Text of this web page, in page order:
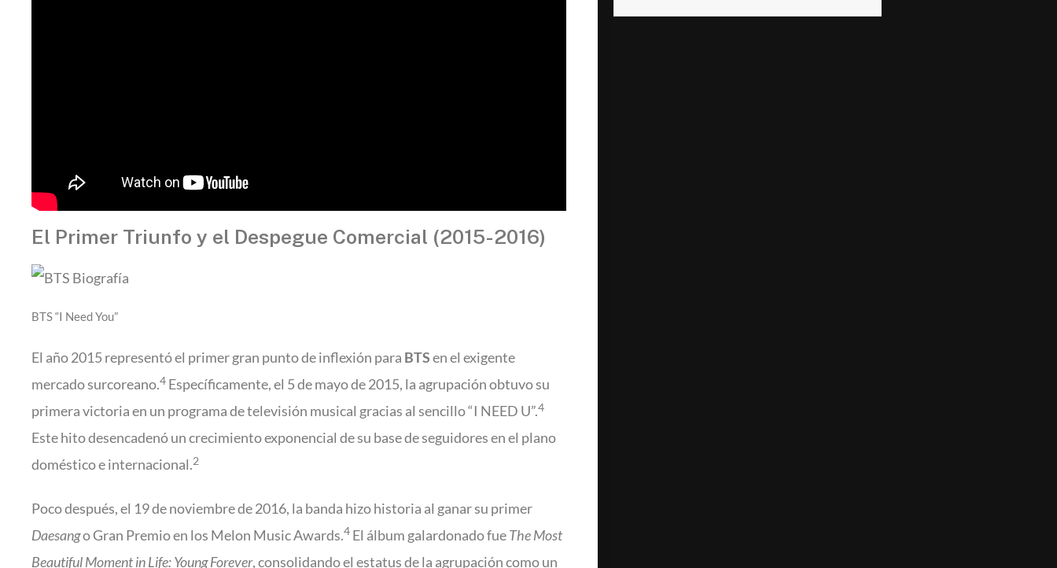
El Primer Triunfo y el Despegue Comercial (2015-2016)
BTS “I Need You”
El año 2015 representó el primer gran punto de inflexión para BTSen el exigente
mercado surcoreano.4 Específicamente, el 5 de mayo de 2015, la agrupación obtuvo su
primera victoria en un programa de televisión musical gracias al sencillo “I NEED U”.4
Este hito desencadenó un crecimiento exponencial de su base de seguidores en el plano
doméstico e internacional.2
Poco después, el 19 de noviembre de 2016, la banda hizo historia al ganar su primer
Daesango Gran Premio en los Melon Music Awards.4 El álbum galardonado fueThe Most
Beautiful Moment in Life: Young Forever, consolidando el estatus de la agrupación como un